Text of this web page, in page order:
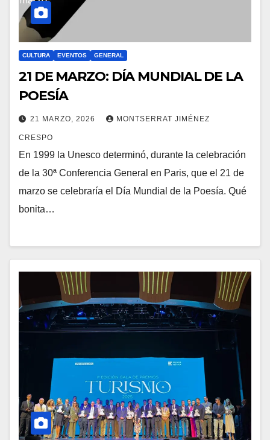
CULTURA EVENTOS GENERAL
21 DE MARZO: DÍA MUNDIAL DE LA
POESÍA
21 MARZO, 2026 MONTSERRAT JIMÉNEZ
CRESPO
En 1999 la Unesco determinó, durante la celebración
de la 30ª Conferencia General en Paris, que el 21 de
marzo se celebraría el Día Mundial de la Poesía. Qué
bonita…